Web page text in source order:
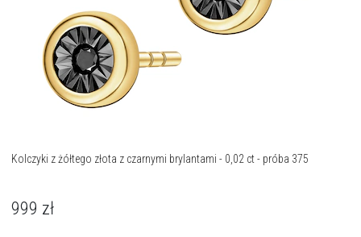
Kolczyki z żółtego złota z czarnymi brylantami - 0,02 ct - próba 375
999 zł